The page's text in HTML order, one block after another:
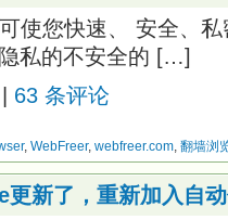
使您快速、 安全、
私的不安全的 […]
63 条评论
, WebFreer, webfreer.com, 翻墙浏
新了，重新加入自